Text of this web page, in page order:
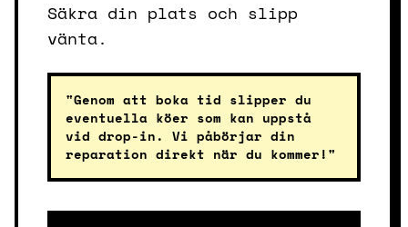
Säkra din plats och slipp
vänta.
"Genom att boka tid slipper du
eventuella köer som kan uppstå
vid drop-in. Vi påbörjar din
reparation direkt när du kommer!"